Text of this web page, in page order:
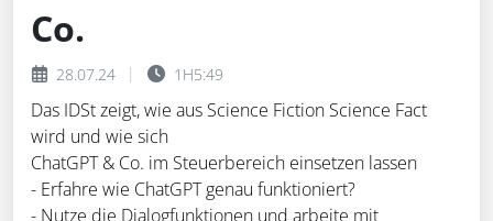
Co.
28.07.24 1H5:49
Das IDSt zeigt, wie aus Science Fiction Science Fact
wird und wie sich
ChatGPT & Co. im Steuerbereich einsetzen lassen
- Erfahre wie ChatGPT genau funktioniert?
- Nutze die Dialogfunktionen und arbeite mit